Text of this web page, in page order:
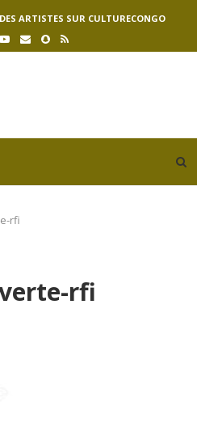
ARTISTES SUR CULTURECONGO
rfi
rfi